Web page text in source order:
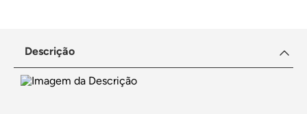
Descrição